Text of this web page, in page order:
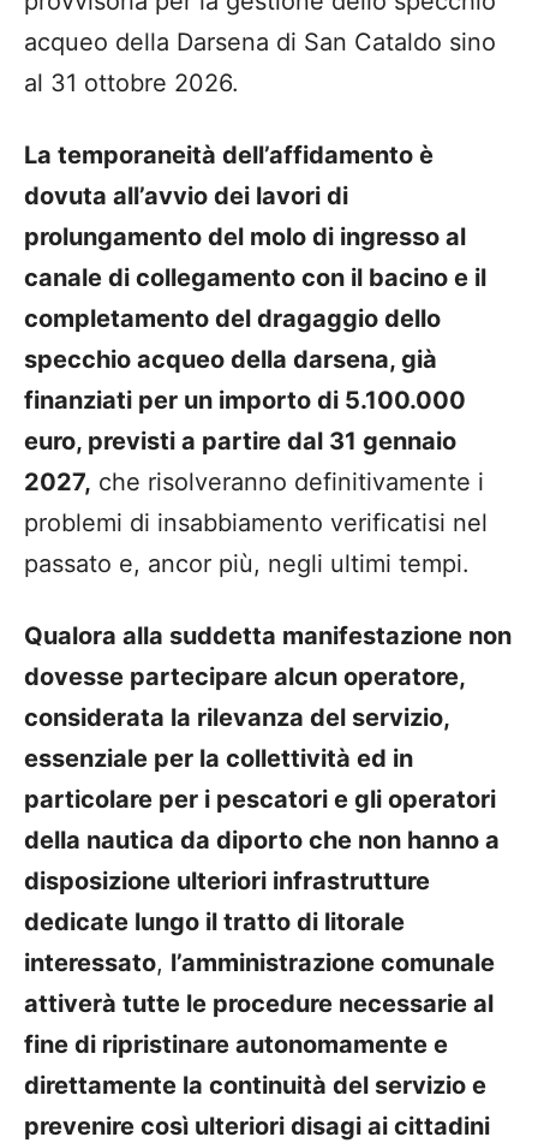
acqueo della Darsena di San Cataldo sino
al 31 ottobre 2026.
La temporaneità dell’affidamento è
dovuta all’avvio dei lavori di
prolungamento del molo di ingresso al
canale di collegamento con il bacino e il
completamento del dragaggio dello
specchio acqueo della darsena, già
finanziati per un importo di 5.100.000
euro, previsti a partire dal 31 gennaio
2027, che risolveranno definitivamente i
problemi di insabbiamento verificatisi nel
passato e, ancor più, negli ultimi tempi.
Qualora alla suddetta manifestazione non
dovesse partecipare alcun operatore,
considerata la rilevanza del servizio,
essenziale per la collettività ed in
particolare per i pescatori e gli operatori
della nautica da diporto che non hanno a
disposizione ulteriori infrastrutture
dedicate lungo il tratto di litorale
interessato, l’amministrazione comunale
attiverà tutte le procedure necessarie al
fine di ripristinare autonomamente e
direttamente la continuità del servizio e
prevenire così ulteriori disagi ai cittadini